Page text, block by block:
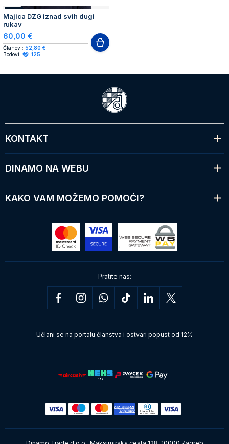
NOVO
Majica DZG iznad svih dugi
rukav
60,00 €
Članovi: 52,80 €
Bodovi:
125
KONTAKT
DINAMO NA WEBU
KAKO VAM MOŽEMO POMOĆI?
Pratite nas:
Učlani se na portalu članstva i ostvari popust od 12%